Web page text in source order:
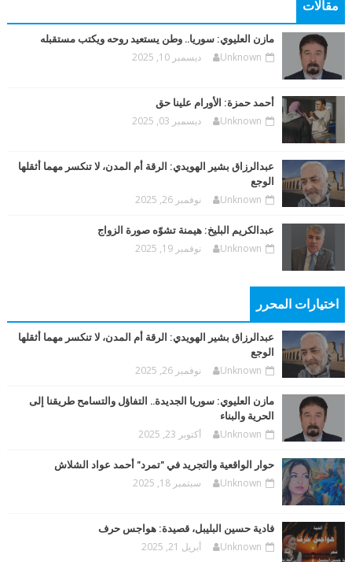
مقالات
مازن العليوي: سوريا.. وطن يستعيد روحه ويكتب مستقبله
Unknown ديسمبر 10, 2025
أحمد حمزة: الأورام علينا حق
Unknown ديسمبر 03, 2025
عبدالرزاق بشير الهويدي: الرقة أم المدن، لا تنكسر مهما أثقلها
الوجع
Unknown نوفمبر 26, 2025
عبدالكريم البليخ: هيمنة تشوّه صورة الزواج
Unknown نوفمبر 19, 2025
اختيارات المحرر
عبدالرزاق بشير الهويدي: الرقة أم المدن، لا تنكسر مهما أثقلها
الوجع
Unknown نوفمبر 26, 2025
مازن العليوي: سوريا الجديدة.. التفاؤل والتسامح طريقنا إلى
الحرية والبناء
Unknown أكتوبر 23, 2025
حوار الواقعية والتجريد في "تمرد" أحمد عواد الشلاش
Unknown سبتمبر 18, 2025
فادية حسين البليبل، قصيدة: هواجس حرف
Unknown أبريل 21, 2025